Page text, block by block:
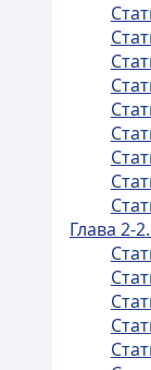
Глава 2-